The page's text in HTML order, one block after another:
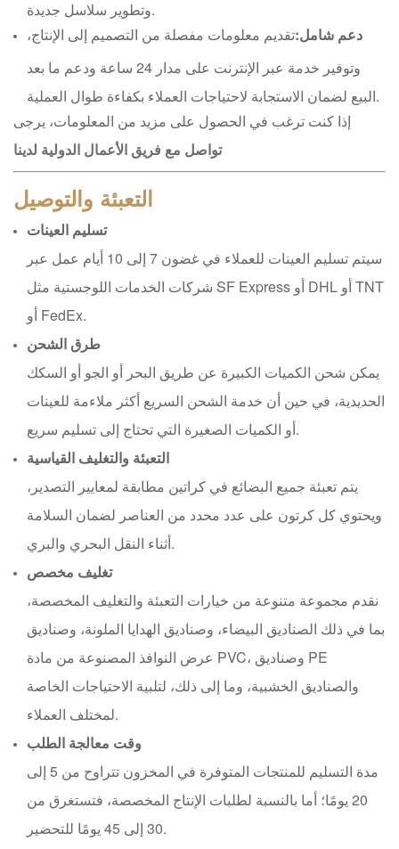
دعم شامل:تقديم معلومات مفصلة من التصميم إلى الإنتاج،
وتوفير خدمة عبر الإنترنت على مدار 24 ساعة ودعم ما بعد
إذا كنت ترغب في الحصول على مزيد من المعلومات، يرجى
تواصل مع فريق الأعمال الدولية لدينا
التعبئة والتوصيل
تسليم العينات
سيتم تسليم العينات للعملاء في غضون 7 إلى 10 أيام عمل عبر
شركات الخدمات اللوجستية مثل SF Express أو DHL أو TNT
أو FedEx.
طرق الشحن
يمكن شحن الكميات الكبيرة عن طريق البحر أو الجو أو السكك
الحديدية، في حين أن خدمة الشحن السريع أكثر ملاءمة للعينات
أو الكميات الصغيرة التي تحتاج إلى تسليم سريع.
التعبئة والتغليف القياسية
يتم تعبئة جميع البضائع في كراتين مطابقة لمعايير التصدير،
ويحتوي كل كرتون على عدد محدد من العناصر لضمان السلامة
أثناء النقل البحري والبري.
تغليف مخصص
نقدم مجموعة متنوعة من خيارات التعبئة والتغليف المخصصة،
بما في ذلك الصناديق البيضاء، وصناديق الهدايا الملونة، وصناديق
عرض النوافذ المصنوعة من مادة PVC، وصناديق PE
والصناديق الخشبية، وما إلى ذلك، لتلبية الاحتياجات الخاصة
لمختلف العملاء.
وقت معالجة الطلب
مدة التسليم للمنتجات المتوفرة في المخزون تتراوح من 5 إلى
20 يومًا؛ أما بالنسبة لطلبات الإنتاج المخصصة، فتستغرق من
30 إلى 45 يومًا للتحضير.